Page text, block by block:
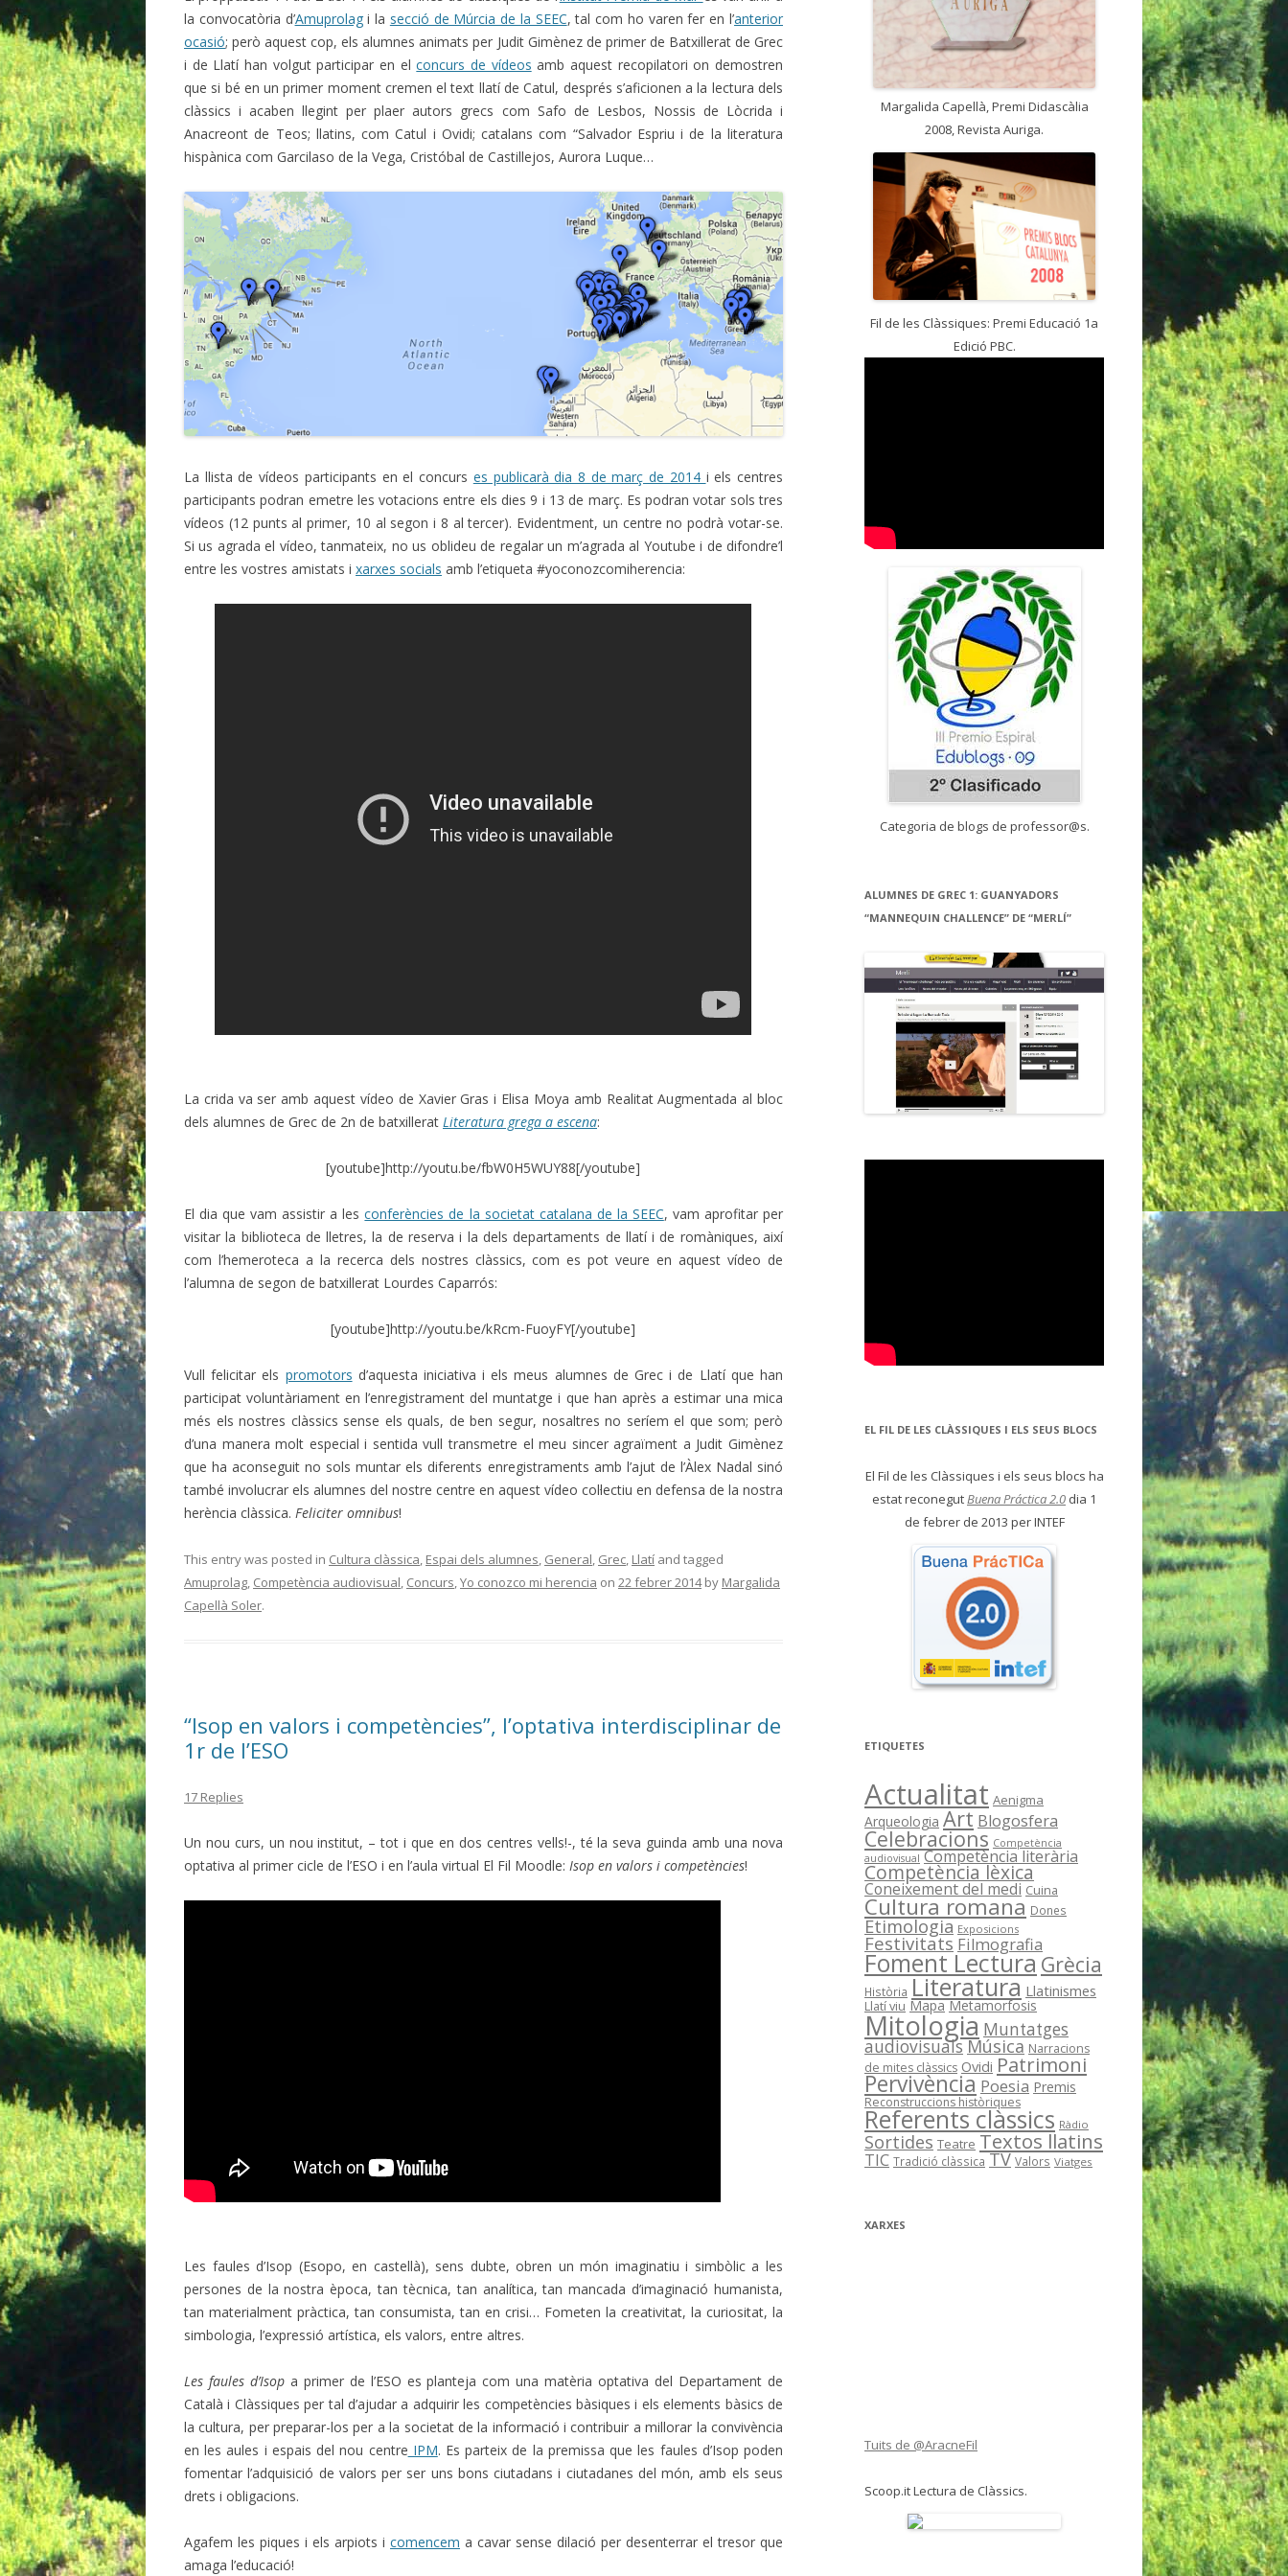
la convocatòria d’Amuprolagi la secció de Múrcia de la SEEC, tal com ho varen fer en l’anterior
ocasió; però aquest cop, els alumnes animats per Judit Gimènez de primer de Batxillerat de Grec
i de Llatí han volgut participar en elconcurs de vídeos amb aquest recopilatori on demostren
que si bé en un primer moment cremen el text llatí de Catul, després s’aficionen a la lectura dels
clàssics i acaben llegint per plaer autors grecs com Safo de Lesbos, Nossis de Lòcrida i
Anacreont de Teos; llatins, com Catul i Ovidi; catalans com “Salvador Espriu i de la literatura
hispànica com Garcilaso de la Vega, Cristóbal de Castillejos, Aurora Luque…
La llista de vídeos participants en el concurs es publicarà dia 8 de març de 2014 i els centres
participants podran emetre les votacions entre els dies 9 i 13 de març. Es podran votar sols tres
vídeos (12 punts al primer, 10 al segon i 8 al tercer). Evidentment, un centre no podrà votar-se.
Si us agrada el vídeo, tanmateix, no us oblideu de regalar un m’agrada al Youtube i de difondre’l
entre les vostres amistats i xarxes socials amb l’etiqueta #yoconozcomiherencia:
La crida va ser amb aquest vídeo de Xavier Gras i Elisa Moya amb Realitat Augmentada al bloc
dels alumnes de Grec de 2n de batxillerat Literatura grega a escena:
[youtube]http://youtu.be/fbW0H5WUY88[/youtube]
El dia que vam assistir a lesconferències de la societat catalana de la SEEC, vam aprofitar per
visitar la biblioteca de lletres, la de reserva i la dels departaments de llatí i de romàniques, així
com l’hemeroteca a la recerca dels nostres clàssics, com es pot veure en aquest vídeo de
l’alumna de segon de batxillerat Lourdes Caparrós:
[youtube]http://youtu.be/kRcm-FuoyFY[/youtube]
Vull felicitar els promotors d’aquesta iniciativa i els meus alumnes de Grec i de Llatí que han
participat voluntàriament en l’enregistrament del muntatge i que han après a estimar una mica
més els nostres clàssics sense els quals, de ben segur, nosaltres no seríem el que som; però
d’una manera molt especial i sentida vull transmetre el meu sincer agraïment a Judit Gimènez
que ha aconseguit no sols muntar els diferents enregistraments amb l’ajut de l’Àlex Nadal sinó
també involucrar els alumnes del nostre centre en aquest vídeo col·lectiu en defensa de la nostra
herència clàssica. Feliciter omnibus!
This entry was posted in Cultura clàssica, Espai dels alumnes, General, Grec, Llatí and tagged
Amuprolag, Competència audiovisual, Concurs,Yo conozco mi herencia on 22 febrer 2014by Margalida
Capellà Soler.
“Isop en valors i competències”, l’optativa interdisciplinar de
1r de l’ESO
17 Replies
Un nou curs, un nou institut, – tot i que en dos centres vells!-, té la seva guinda amb una nova
optativa al primer cicle de l’ESO i en l’aula virtual El Fil Moodle: Isop en valors i competències!
Les faules d’Isop (Esopo, en castellà), sens dubte, obren un món imaginatiu i simbòlic a les
persones de la nostra època, tan tècnica, tan analítica, tan mancada d’imaginació humanista,
tan materialment pràctica, tan consumista, tan en crisi… Fometen la creativitat, la curiositat, la
simbologia, l’expressió artística, els valors, entre altres.
Les faules d’Isopa primer de l’ESO es planteja com una matèria optativa del Departament de
Català i Clàssiques per tal d’ajudar a adquirir les competències bàsiques i els elements bàsics de
la cultura, per preparar-los per a la societat de la informació i contribuir a millorar la convivència
en les aules i espais del nou centre IPM. Es parteix de la premissa que les faules d’Isop poden
fomentar l’adquisició de valors per ser uns bons ciutadans i ciutadanes del món, amb els seus
drets i obligacions.
Agafem les piques i els arpiots i comencem a cavar sense dilació per desenterrar el tresor que
amaga l’educació!
Margalida Capellà, Premi Didascàlia
2008, Revista Auriga.
Fil de les Clàssiques: Premi Educació 1a
Edició PBC.
Categoria de blogs de professor@s.
ALUMNES DE GREC 1: GUANYADORS
“MANNEQUIN CHALLENCE” DE “MERLÍ”
EL FIL DE LES CLÀSSIQUES I ELS SEUS BLOCS
El Fil de les Clàssiques i els seus blocs ha
estat reconegutBuena Práctica 2.0 dia 1
de febrer de 2013 per INTEF
ETIQUETES
Actualitat Aenigma
Arqueologia Art Blogosfera
Celebracions Competència
audiovisual Competència literària
Competència lèxica
Coneixement del medi Cuina
Cultura romana Dones
Etimologia Exposicions
Festivitats Filmografia
Foment LecturaGrècia
Història Literatura Llatinismes
Llatí viu Mapa Metamorfosis
Mitologia Muntatges
audiovisualsMúsica Narracions
de mites clàssics Ovidi Patrimoni
Pervivència Poesia Premis
Reconstruccions històriques
Referents clàssics Ràdio
Sortides Teatre Textos llatins
TIC Tradició clàssica TV Valors Viatges
XARXES
Tuits de @AracneFil
Scoop.it Lectura de Clàssics.